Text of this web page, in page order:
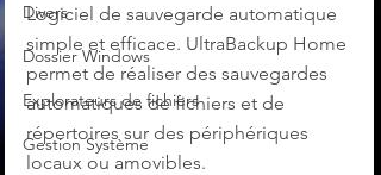
Divers
Dossier Windows
Explorateurs de fichiers
Gestion Système
Logiciel de sauvegarde automatique
simple et efficace. UltraBackup Home
permet de réaliser des sauvegardes
automatiques de fichiers et de
répertoires sur des périphériques
locaux ou amovibles.